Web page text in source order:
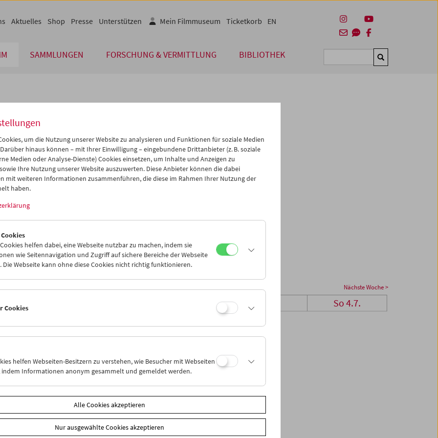
SAMMLUNGEN FORSCHUNG & VERMITTLUNG BIBLIOTHEK Suchen
Aktuelles Shop Presse Unterstützen Mein Filmmuseum Ticketkorb EN
Jul 2004 >>
Mi Do Fr Sa So
30 01 02 03
04
07 08 09 10
11
14 15
21 22
04
iCalender
Programmheft-PDF
English language or subtitles
Nächste Woche >
Mi 30.6. So 4.7.
um die Nutzung unserer Website zu analysieren und Funktionen für soziale Medien
hinaus können – mit Ihrer Einwilligung – eingebundene Drittanbieter (z. B. soziale
Medien oder Analyse-Dienste) Cookies einsetzen, um Inhalte und Anzeigen zu
Ihre Nutzung unserer Website auszuwerten. Diese Anbieter können die dabei
mit weiteren Informationen zusammenführen, die diese im Rahmen Ihrer Nutzung der
haben.
helfen dabei, eine Webseite nutzbar zu machen, indem sie
wie Seitennavigation und Zugriff auf sichere Bereiche der Webseite
Die Webseite kann ohne diese Cookies nicht richtig funktionieren.
Cookies
helfen Webseiten-Besitzern zu verstehen, wie Besucher mit Webseiten
indem Informationen anonym gesammelt und gemeldet werden.
Alle Cookies akzeptieren
Nur ausgewählte Cookies akzeptieren